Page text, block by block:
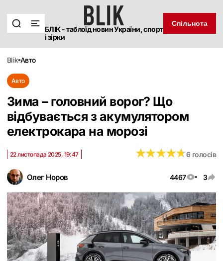
БЛІК - таблоїд новин України, спорт
і зірки
Спільнота
blik авто
Авто
Зима – головний ворог? Що
відбувається з акумулятором
електрокара на морозі
Олег Норов 4467 3
22 листопада 2025, 19:47 ★★★★★
★★★★★6 голосів